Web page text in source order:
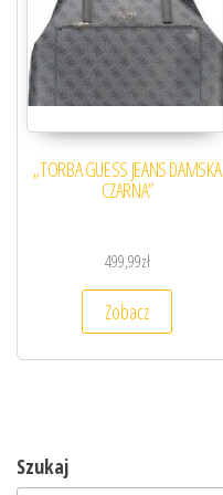
„TORBA GUESS JEANS DAMSKA
CZARNA”
499,99zł
Zobacz
Szukaj